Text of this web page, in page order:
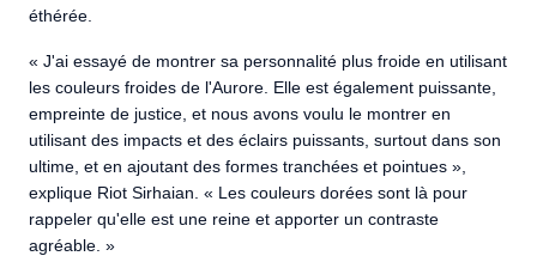
éthérée.
« J'ai essayé de montrer sa personnalité plus froide en utilisant
les couleurs froides de l'Aurore. Elle est également puissante,
empreinte de justice, et nous avons voulu le montrer en
utilisant des impacts et des éclairs puissants, surtout dans son
ultime, et en ajoutant des formes tranchées et pointues »,
explique Riot Sirhaian. « Les couleurs dorées sont là pour
rappeler qu'elle est une reine et apporter un contraste
agréable. »